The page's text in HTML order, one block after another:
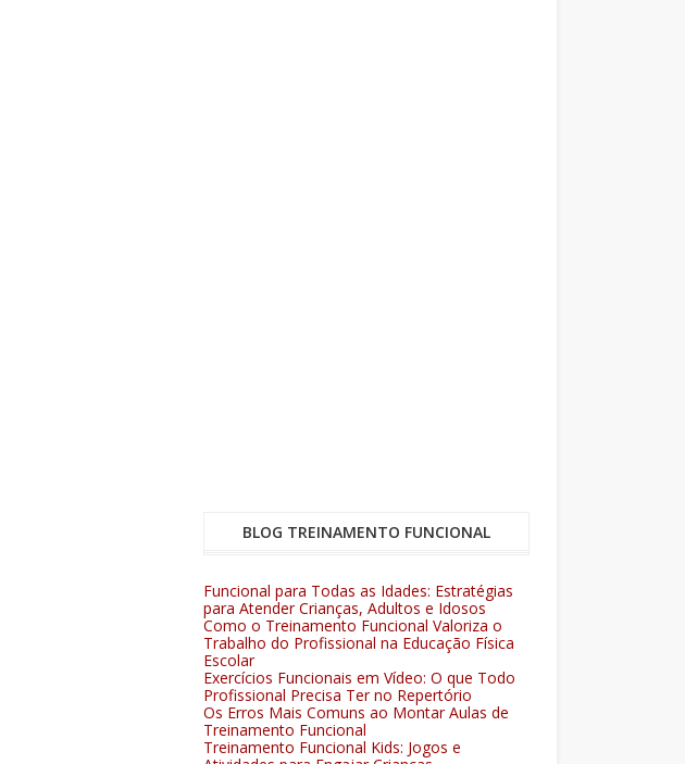
BLOG TREINAMENTO FUNCIONAL
Funcional para Todas as Idades: Estratégias
para Atender Crianças, Adultos e Idosos
Como o Treinamento Funcional Valoriza o
Trabalho do Profissional na Educação Física
Escolar
Exercícios Funcionais em Vídeo: O que Todo
Profissional Precisa Ter no Repertório
Os Erros Mais Comuns ao Montar Aulas de
Treinamento Funcional
Treinamento Funcional Kids: Jogos e